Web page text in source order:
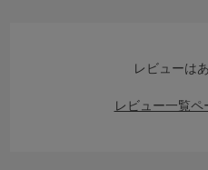
レビューは
レビュー一覧ペ